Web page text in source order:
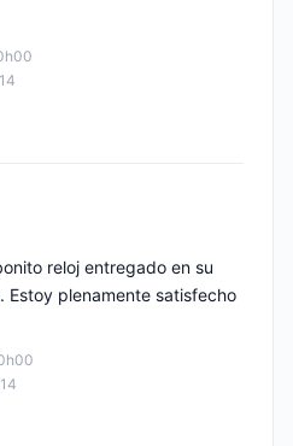
reloj entregado en su
plenamente satisfecho